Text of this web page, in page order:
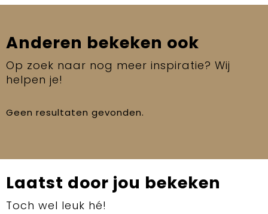
Anderen bekeken ook
Op zoek naar nog meer inspiratie? Wij
helpen je!
Geen resultaten gevonden.
Laatst door jou bekeken
Toch wel leuk hé!